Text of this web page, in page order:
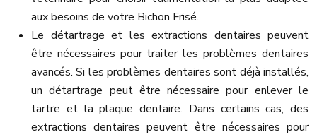
aux besoins de votre Bichon Frisé.
Le détartrage et les extractions dentaires peuvent
être nécessaires pour traiter les problèmes dentaires
avancés. Si les problèmes dentaires sont déjà installés,
un détartrage peut être nécessaire pour enlever le
tartre et la plaque dentaire. Dans certains cas, des
extractions dentaires peuvent être nécessaires pour